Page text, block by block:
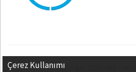
© Copyright 2026 Valiz / Her
Çerez Kullanımı